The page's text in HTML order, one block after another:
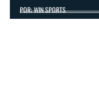
POR: WIN SPORTS